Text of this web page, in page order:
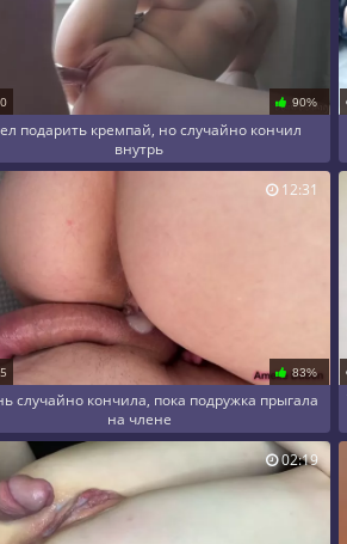
90%
подарить кремпай, но случайно кончил
внутрь
83%
случайно кончила, пока подружка прыгала
на члене
12:31
02:19